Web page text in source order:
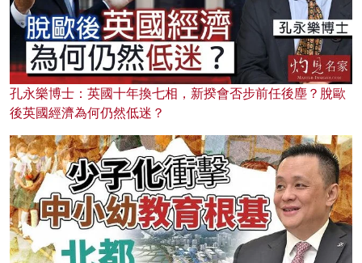
孔永樂博士：英國十年換七相，新揆會否步前任後塵？脫歐
後英國經濟為何仍然低迷？